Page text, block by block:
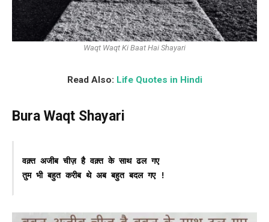
Waqt Waqt Ki Baat Hai Shayari
Read Also: Life Quotes in Hindi
Bura Waqt Shayari
वक़्त अजीब चीज़ है वक़्त के साथ ढल गए